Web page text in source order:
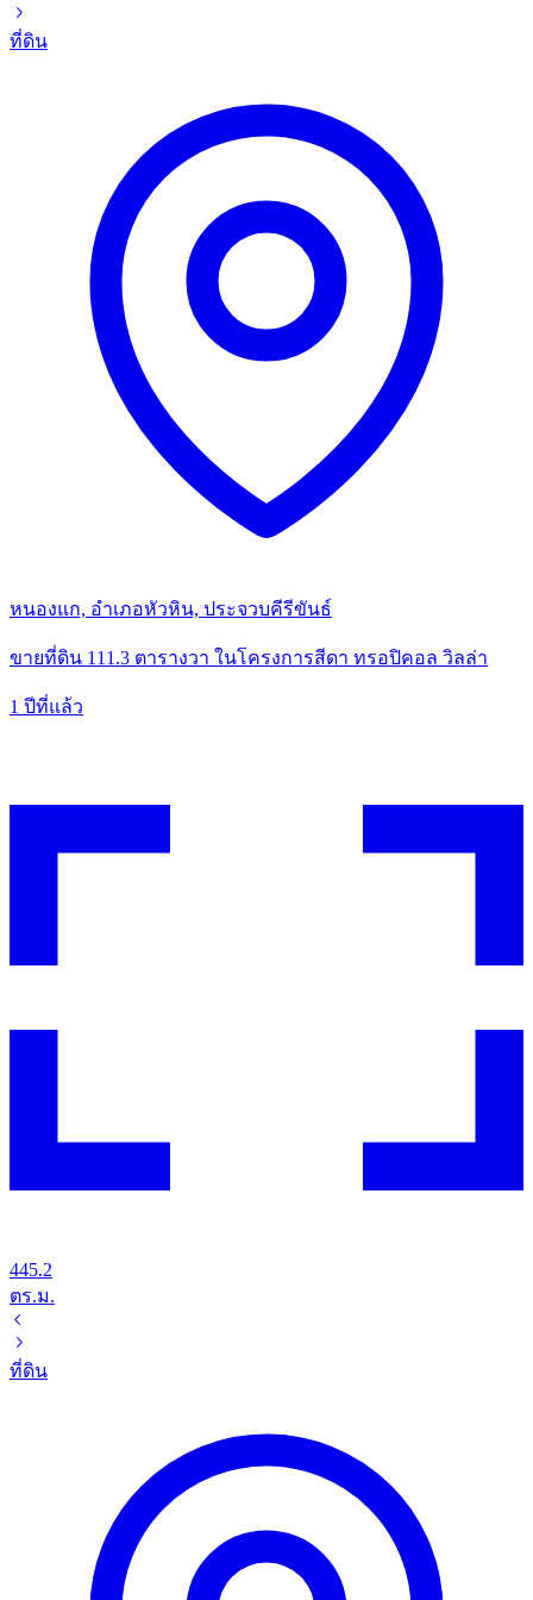
ที่ดิน
หนองแก, อำเภอหัวหิน, ประจวบคีรีขันธ์
ขายที่ดิน 111.3 ตารางวา ในโครงการสีดา ทรอปิคอล วิลล่า
1 ปีที่แล้ว
445.2
ตร.ม.
ที่ดิน